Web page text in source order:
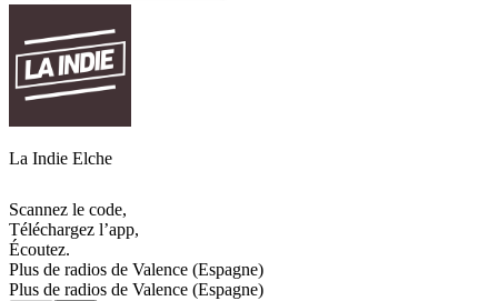
La Indie Elche
Scannez le code,
Téléchargez l’app,
Écoutez.
Plus de radios de Valence (Espagne)
Plus de radios de Valence (Espagne)